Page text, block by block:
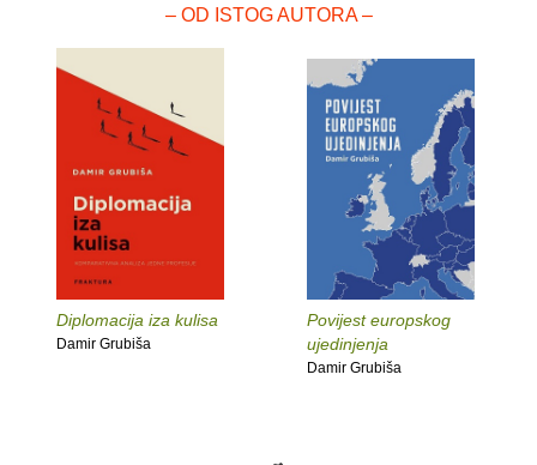
– OD ISTOG AUTORA –
Diplomacija iza kulisa
Damir Grubiša
Povijest europskog
ujedinjenja
Damir Grubiša